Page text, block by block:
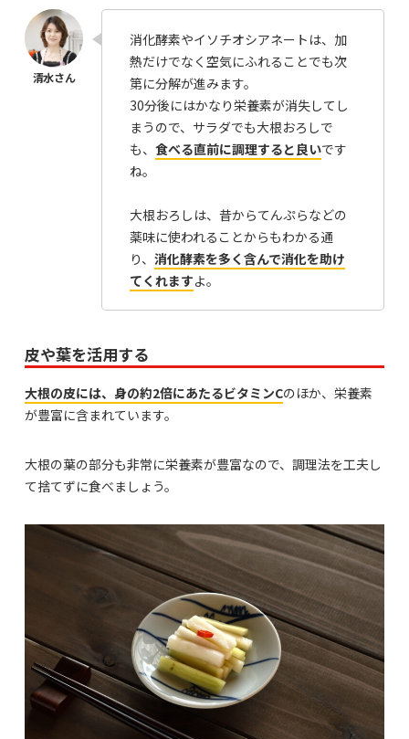
消化酵素やイソチオシアネートは、加
熱だけでなく空気にふれることでも次
第に分解が進みます。
30分後にはかなり栄養素が消失してし
まうので、サラダでも大根おろしで
も、 食べる直前に調理すると良いです
ね。
大根おろしは、昔からてんぷらなどの
薬味に使われることからもわかる通
り、 消化酵素を多く含んで消化を助け
てくれますよ。
皮や葉を活用する
大根の皮には、身の約2倍にあたるビタミンCのほか、栄養素
が豊富に含まれています。
大根の葉の部分も非常に栄養素が豊富なので、調理法を工夫し
て捨てずに食べましょう。